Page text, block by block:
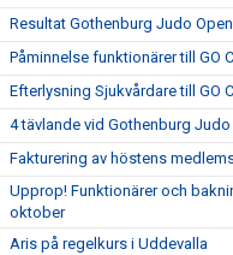
Resultat Gothenburg Judo Open
Påminnelse funktionärer till GO
Efterlysning Sjukvårdare till GO
4 tävlande vid Gothenburg Judo
Fakturering av höstens
Upprop! Funktionärer och
oktober
Aris på regelkurs i Uddevalla